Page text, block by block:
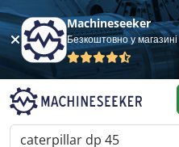
Machineseeker
Безкоштовно у магазині